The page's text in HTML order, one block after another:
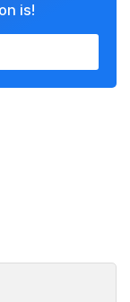
is!